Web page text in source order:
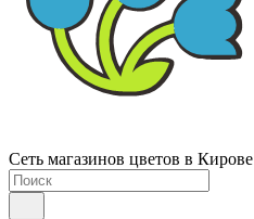
Сеть магазинов цветов в Кирове